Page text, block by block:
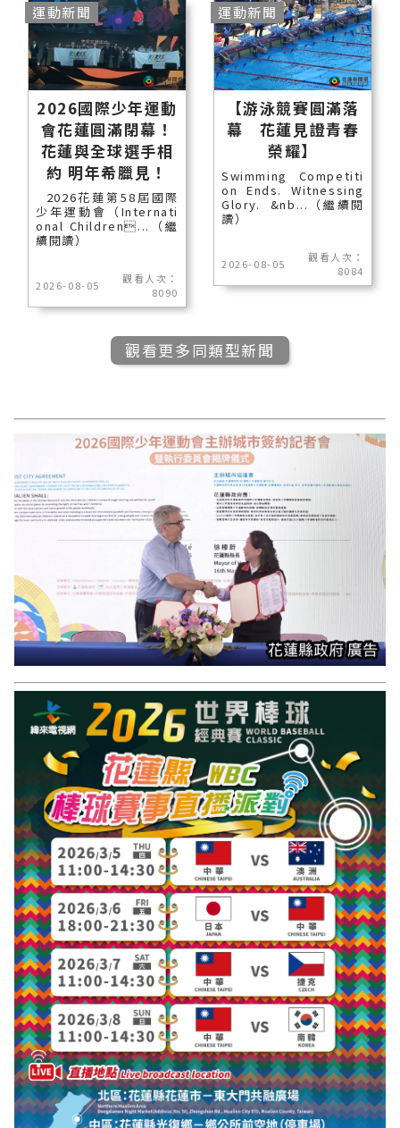
2026國際少年運動
會花蓮圓滿閉幕！
花蓮與全球選手相
約 明年希臘見！
2026花蓮第58屆國際
少年運動會（Internati
onal Children...（繼
續閱讀）
2026-08-05
觀看人次：
8090
運動新聞
【游泳競賽圓滿落
幕 花蓮見證青春
榮耀】
Swimming Competiti
on Ends. Witnessing
Glory. &nb...（繼續閱
讀）
2026-08-05
觀看人次：
8084
運動新聞
觀看更多同類型新聞